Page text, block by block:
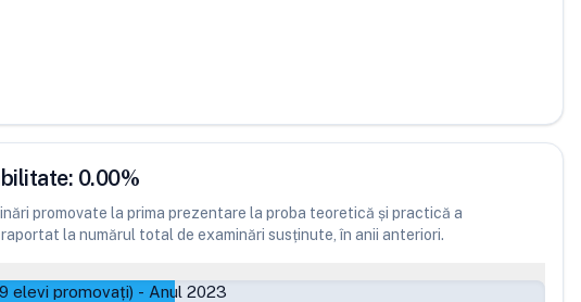
0.00%
promovate la prima prezentare la proba teoretică și practică a
la numărul total de examinări susținute, în anii anteriori.
9 elevi promovați) - Anul 2023